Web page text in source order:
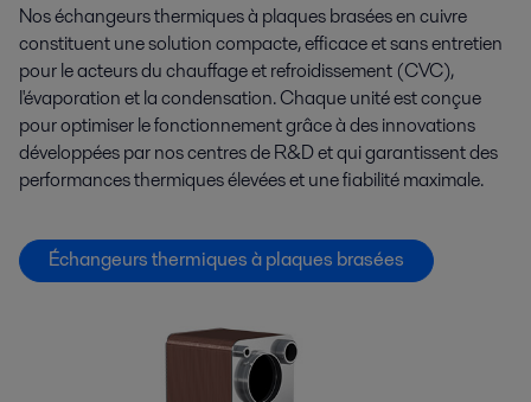
Nos échangeurs thermiques à plaques brasées en cuivre
constituent une solution compacte, efficace et sans entretien
pour le acteurs du chauffage et refroidissement (CVC),
l'évaporation et la condensation. Chaque unité est conçue
pour optimiser le fonctionnement grâce à des innovations
développées par nos centres de R&D et qui garantissent des
performances thermiques élevées et une fiabilité maximale.
Échangeurs thermiques à plaques brasées